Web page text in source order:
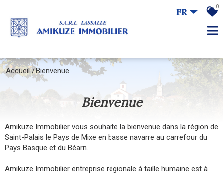
FR 0
Accueil Bienvenue
bienvenue
Amikuze Immobilier vous souhaite la bienvenue dans la région de
Saint-Palais le Pays de Mixe en basse navarre au carrefour du
Pays Basque et du Béarn.
Amikuze Immobilier entreprise régionale à taille humaine est à